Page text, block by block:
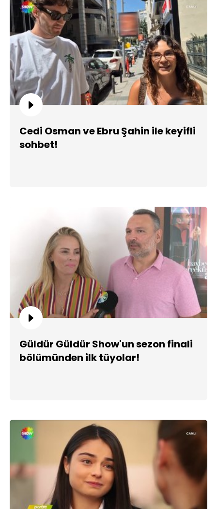
Cedi Osman ve Ebru Şahin ile keyifli
sohbet!
Güldür Güldür Show'un sezon finali
bölümünden ilk tüyolar!